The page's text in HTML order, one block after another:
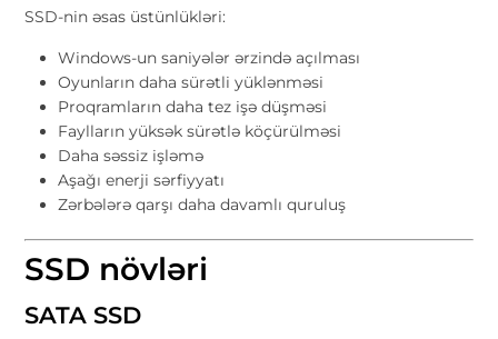
SSD-nin əsas üstünlükləri:
Windows-un saniyələr ərzində açılması
Oyunların daha sürətli yüklənməsi
Proqramların daha tez işə düşməsi
Faylların yüksək sürətlə köçürülməsi
Daha səssiz işləmə
Aşağı enerji sərfiyyatı
Zərbələrə qarşı daha davamlı quruluş
SSD növləri
SATA SSD